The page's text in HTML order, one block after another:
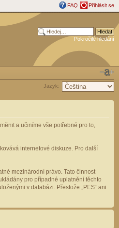
FAQ Přihlásit se
Pokročilé hledání
Jazyk:
a učiníme vše potřebné pro to,
internetové diskuze. Pro další
mezinárodní právo. Tato činnost
pro případné uplatnění těchto
v databázi. Přestože „PES“ ani